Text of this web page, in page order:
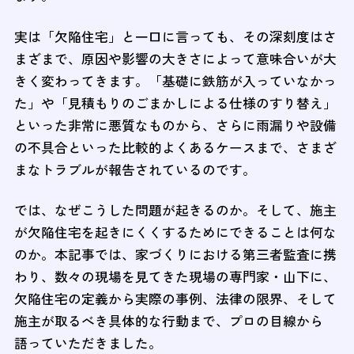
実は「欠陥住宅」と一口に言っても、その深刻度はさ
まざまで、原因や影響の大きさによって意味合いが大
きく変わってきます。「基礎に鉄筋が入っていなかっ
た」や「見積もりのごまかしによる仕様のすり替え」
といった非常に悪質なものから、さらに雨漏りや設備
の不具合といった比較的よくあるケースまで、さまざ
まなトラブルが報告されているのです。
では、なぜこうした問題が起きるのか。そして、施主
が欠陥住宅を起きにくくするためにできることは何な
のか。本記事では、家づくりにおける第三者監査に携
わり、数々の現場を見てきた現場の専門家・山下に、
欠陥住宅の定義から実際の事例、法律の限界、そして
施主が取るべき具体的な行動まで、プロの目線から
語っていただきました。